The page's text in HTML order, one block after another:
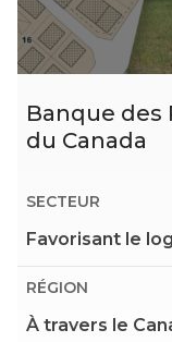
Banque des
du Canada
SECTEUR
Favorisant le
RÉGION
À travers le